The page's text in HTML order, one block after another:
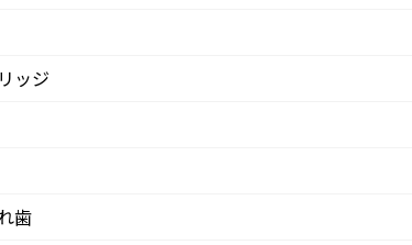
ッジ
歯